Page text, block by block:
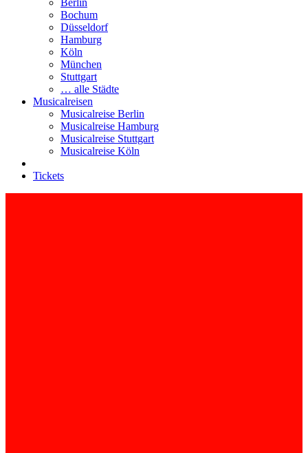
Berlin
Bochum
Düsseldorf
Hamburg
Köln
München
Stuttgart
… alle Städte
Musicalreisen
Musicalreise Berlin
Musicalreise Hamburg
Musicalreise Stuttgart
Musicalreise Köln
Tickets